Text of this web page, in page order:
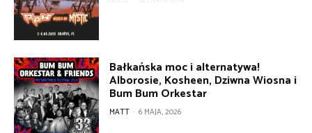
Bałkańska moc i alternatywa!
Alborosie, Kosheen, Dziwna Wiosna i
Bum Bum Orkestar
MATT - 6 MAJA, 2026